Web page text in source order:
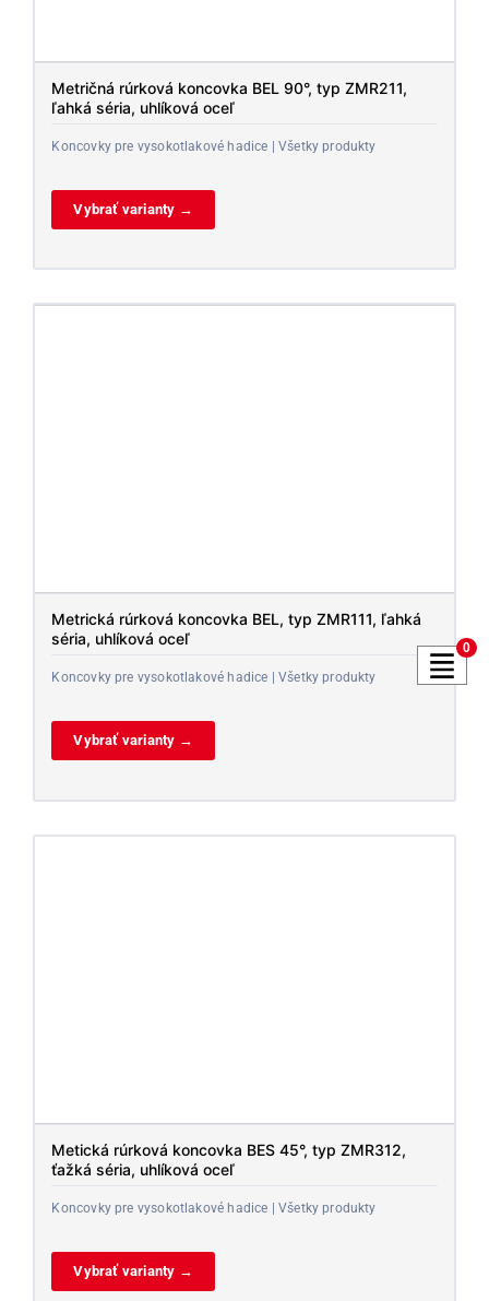
Metričná rúrková koncovka BEL 90°, typ ZMR211,
ľahká séria, uhlíková oceľ
Koncovky pre vysokotlakové hadice | Všetky produkty
Vybrať varianty →
Metrická rúrková koncovka BEL, typ ZMR111, ľahká
séria, uhlíková oceľ
Koncovky pre vysokotlakové hadice | Všetky produkty
Vybrať varianty →
Metická rúrková koncovka BES 45°, typ ZMR312,
ťažká séria, uhlíková oceľ
Koncovky pre vysokotlakové hadice | Všetky produkty
Vybrať varianty →
0